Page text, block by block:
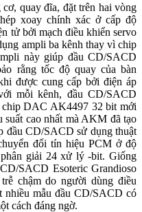
quay đĩa, đặt trên hai vòng
xoay chính xác ở cấp độ
tử bởi mạch điều khiển servo
ampli ba kênh thay vì chip
này giúp đầu CD/SACD
rằng tốc độ quay của bàn
được cung cấp bởi điện áp
mỗi kênh, đầu CD/SACD
chip DAC AK4497 32 bit mới
cao nhất mà AKM đã tạo
đầu CD/SACD sử dụng thuật
đổi tín hiệu PCM ở độ
giải 24 xử lý -bit. Giống
SACD Esoteric Grandioso
chậm do người dùng điều
mẫu đầu CD/SACD có
cách đáng ngờ.